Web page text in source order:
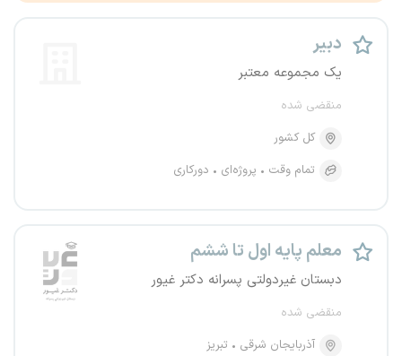
دبیر
یک مجموعه معتبر
منقضی شده
کل کشور
تمام وقت
پروژه‌ای دورکاری
معلم پایه اول تا ششم
دبستان غیردولتی پسرانه دکتر غیور
منقضی شده
آذربایجان شرقی
تبریز